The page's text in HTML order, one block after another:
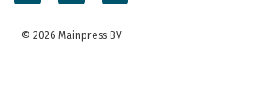
© 2026 Mainpress BV